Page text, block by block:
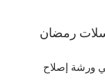
رمضان
ورشة إصلاح